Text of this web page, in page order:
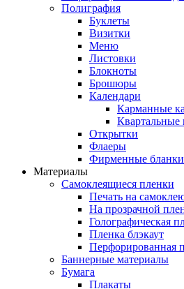
Полиграфия
Буклеты
Визитки
Меню
Листовки
Блокноты
Брошюры
Календари
Карманные
Квартальные
Открытки
Флаеры
Фирменные бланки
Материалы
Самоклеящиеся пленки
Печать на
На прозрачной
Голографическая
Пленка блэкаут
Перфорированная
Баннерные материалы
Бумага
Плакаты